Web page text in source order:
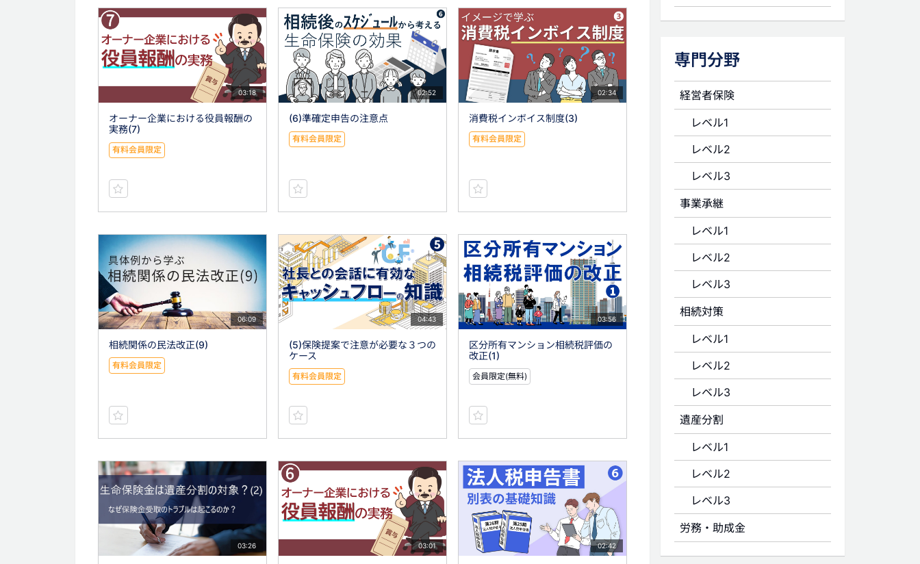
03:18
オーナー企業における役員報酬の
実務(7)
有料会員限定
02:52
(6)準確定申告の注意点
有料会員限定
02:34
消費税インボイス制度(3)
有料会員限定
06:09
相続関係の民法改正(9)
有料会員限定
04:43
(5)保険提案で注意が必要な３つの
ケース
有料会員限定
03:56
区分所有マンション相続税評価の
改正(1)
会員限定(無料)
03:26 03:01 02:42
専門分野
経営者保険
レベル1
レベル2
レベル3
事業承継
レベル1
レベル2
レベル3
相続対策
レベル1
レベル2
レベル3
遺産分割
レベル1
レベル2
レベル3
労務・助成金